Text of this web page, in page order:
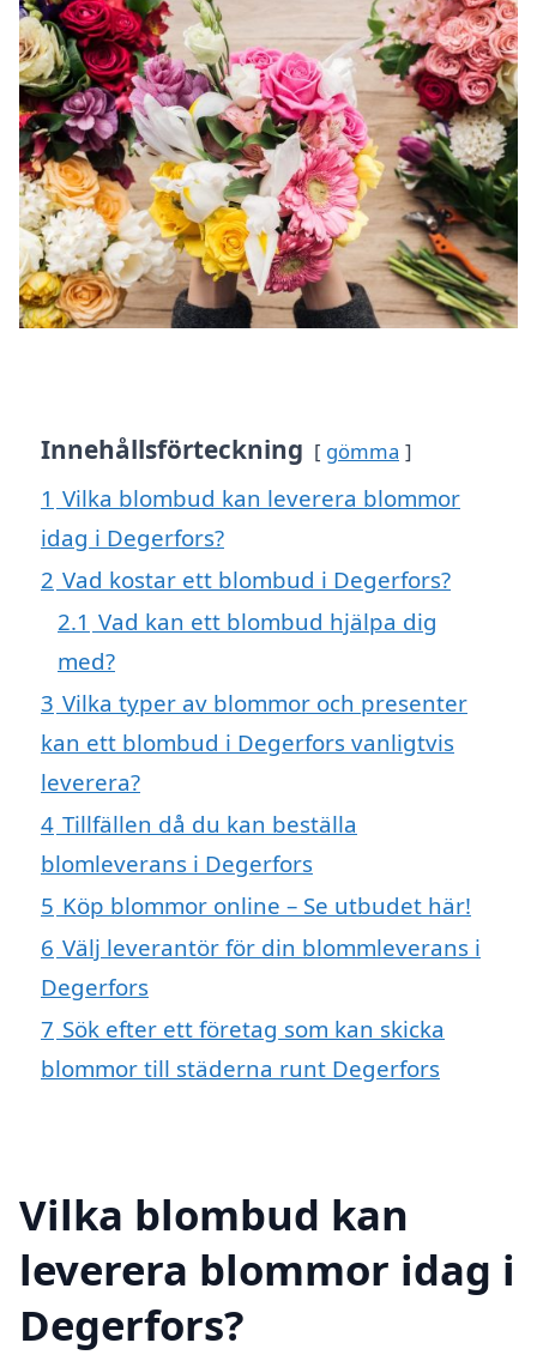
Innehållsförteckning gömma
1 Vilka blombud kan leverera blommor
idag i Degerfors?
2 Vad kostar ett blombud i Degerfors?
2.1 Vad kan ett blombud hjälpa dig
med?
3 Vilka typer av blommor och presenter
kan ett blombud i Degerfors vanligtvis
leverera?
4 Tillfällen då du kan beställa
blomleverans i Degerfors
5 Köp blommor online – Se utbudet här!
6 Välj leverantör för din blommleverans i
Degerfors
7 Sök efter ett företag som kan skicka
blommor till städerna runt Degerfors
Vilka blombud kan
leverera blommor idag i
Degerfors?